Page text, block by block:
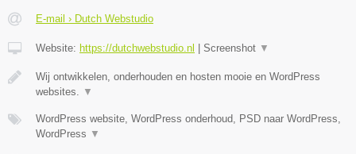
E-mail › Dutch Webstudio
Website: https://dutchwebstudio.nl Screenshot ▼
Wij ontwikkelen, onderhouden en hosten mooie en WordPress
websites. ▼
WordPress website, WordPress onderhoud, PSD naar WordPress,
WordPress ▼